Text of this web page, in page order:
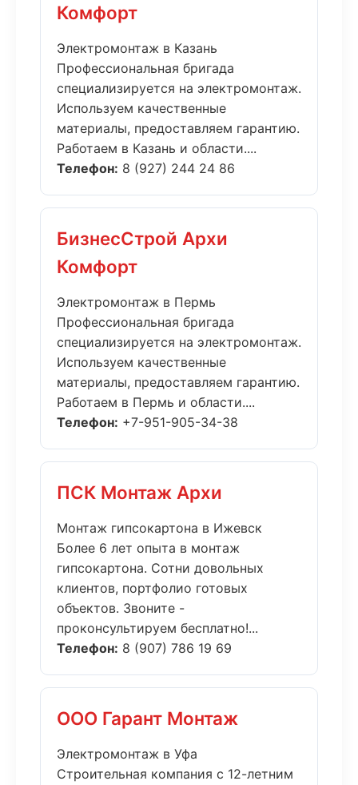
Комфорт
Электромонтаж в Казань
Профессиональная бригада
специализируется на электромонтаж.
Используем качественные
материалы, предоставляем гарантию.
Работаем в Казань и области....
Телефон: 8 (927) 244 24 86
БизнесСтрой Архи
Комфорт
Электромонтаж в Пермь
Профессиональная бригада
специализируется на электромонтаж.
Используем качественные
материалы, предоставляем гарантию.
Работаем в Пермь и области....
Телефон: +7-951-905-34-38
ПСК Монтаж Архи
Монтаж гипсокартона в Ижевск
Более 6 лет опыта в монтаж
гипсокартона. Сотни довольных
клиентов, портфолио готовых
объектов. Звоните -
проконсультируем бесплатно!...
Телефон: 8 (907) 786 19 69
ООО Гарант Монтаж
Электромонтаж в Уфа
Строительная компания с 12-летним